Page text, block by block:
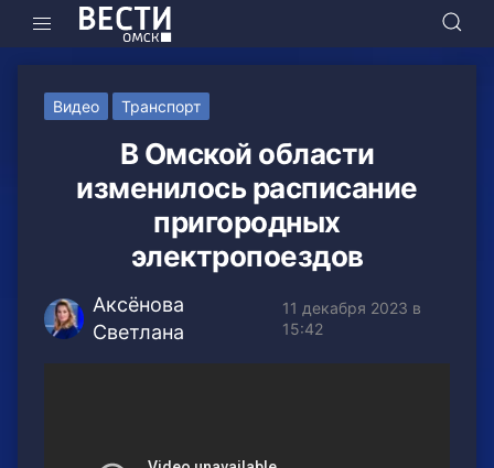
Видео Транспорт
В Омской области
изменилось расписание
пригородных
электропоездов
Аксёнова
Светлана
11 декабря 2023 в
15:42